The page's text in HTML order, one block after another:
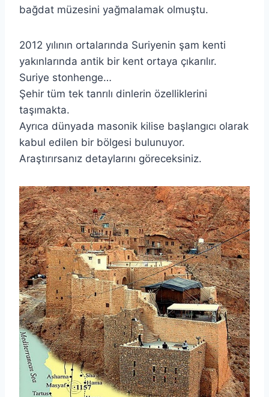
bağdat müzesini yağmalamak olmuştu.
2012 yılının ortalarında Suriyenin şam kenti
yakınlarında antik bir kent ortaya çıkarılır.
Suriye stonhenge…
Şehir tüm tek tanrılı dinlerin özelliklerini
taşımakta.
Ayrıca dünyada masonik kilise başlangıcı olarak
kabul edilen bir bölgesi bulunuyor.
Araştırırsanız detaylarını göreceksiniz.